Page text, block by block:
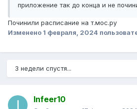
приложение так до конца и не
Починили расписание на т.мос.ру
Изменено 1 февраля, 2024
3 недели спустя...
Infeer10